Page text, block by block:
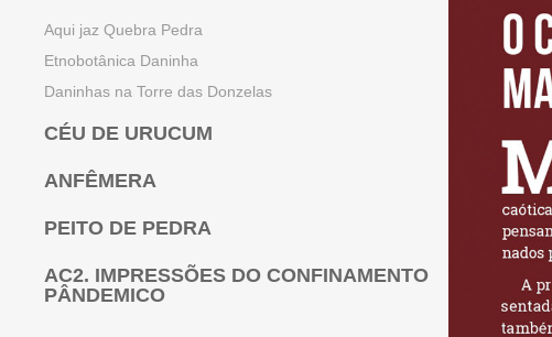
Aqui jaz Quebra Pedra
Etnobotânica Daninha
Daninhas na Torre das Donzelas
CÉU DE URUCUM
ANFÊMERA
PEITO DE PEDRA
AC2. IMPRESSÕES DO CONFINAMENTO
PÂNDEMICO